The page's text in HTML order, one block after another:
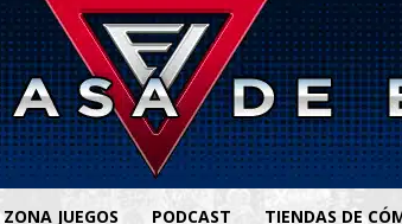
ZONA JUEGOS PODCAST TIENDAS DE